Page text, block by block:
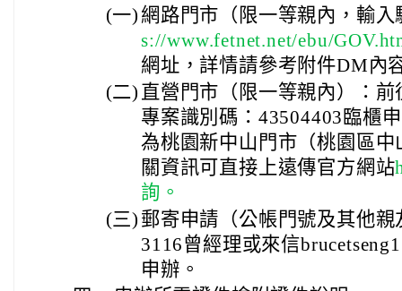
(一) 網路門市（限一等親內，輸
s://www.fetnet.net/ebu/
網址，詳情請參考附件DM內
(二) 直營門市（限一等親內）：
專案識別碼：43504403臨櫃
為桃園新中山門市（桃園區
關資訊可直接上遠傳官方網站
詢。
(三) 郵寄申請（公帳門號及其他
3116曾經理或來信
申辦。